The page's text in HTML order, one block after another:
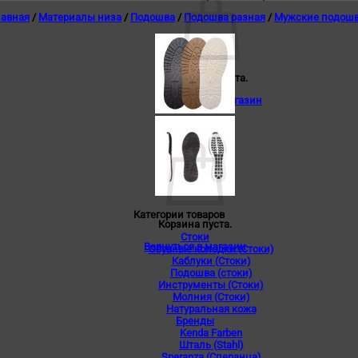
Корзина пуста.
Вернуться в магазин
Корзина
Корзина пуста.
Вернуться в магазин
/ Материалы низа / Подошва / Подошва разная / Мужские
Категории товаров
Стоки
Обувные колодки (Стоки)
Каблуки (Стоки)
Подошва (стоки)
Инструменты (Стоки)
Молния (Стоки)
Натуральная кожа
Бренды
Kenda Farben
Шталь (Stahl)